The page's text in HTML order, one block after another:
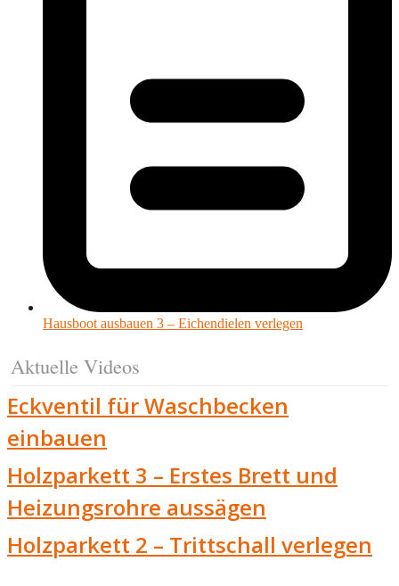
Hausboot ausbauen 3 – Eichendielen verlegen
Aktuelle Videos
Eckventil für Waschbecken
einbauen
Holzparkett 3 – Erstes Brett und
Heizungsrohre aussägen
Holzparkett 2 – Trittschall verlegen